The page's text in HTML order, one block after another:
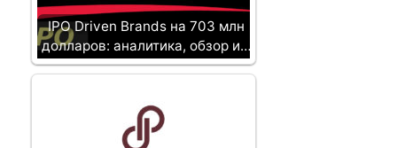
и
IPO Driven Brands на 703 млн
долларов: аналитика, обзор и…